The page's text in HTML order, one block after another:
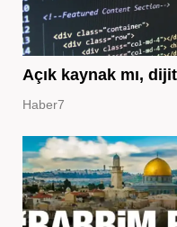
Açık kaynak mı,
Haber7